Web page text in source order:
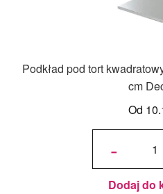
Podkład pod tort
cm
Od
-
ilość
kwadratowy
Srebrny
h 1,2 cm
Decora
Dodaj do